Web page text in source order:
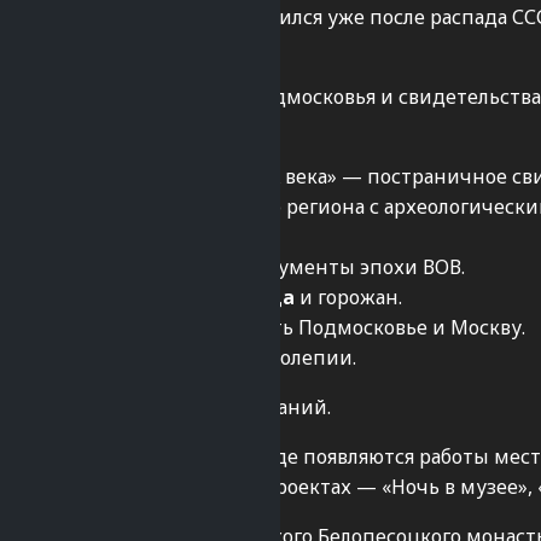
. Музей появился уже после распада
с историей Ступина.
древнего южного Подмосковья и
времен до начала XX века» — постраничное
облик развитого региона с
фотографии, документы эпохи ВОВ.
достижений
города и горожан.
которые помогли отвоевать Подмосковье и Москву.
и фауну во всем ее великолепии.
России или частных собраний.
трехзальная галерея, где появляются работы
масштабных российских проектах — «Ночь в музее»,